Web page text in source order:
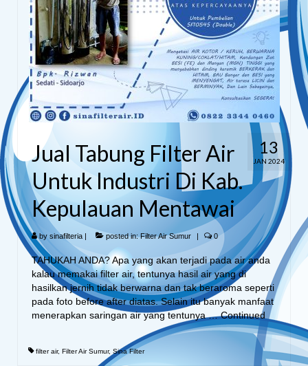
13
JAN 2024
Jual Tabung Filter Air
Untuk Industri Di Kab.
Kepulauan Mentawai
by sinafilteria | posted in:Filter Air Sumur | 0
TAHUKAH ANDA? Apa yang akan terjadi pada air anda
kalau memakai filter air, tentunya hasil air yang di
hasilkan jernih tidak berwarna dan tak beraroma seperti
pada foto before after diatas. Selain itu banyak manfaat
menerapkan saringan air yang tentunya …Continued
filter air, Filter Air Sumur, Sina Filter